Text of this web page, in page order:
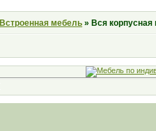
Встроенная мебель » Вся